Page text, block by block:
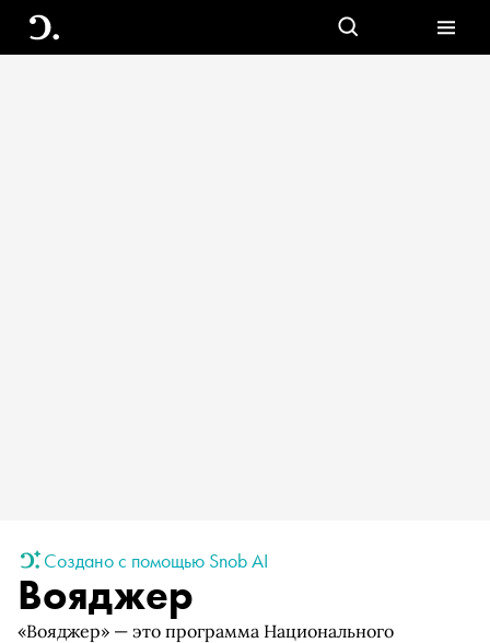
Создано с помощью Snob AI
Вояджер
«Вояджер» — это программа Национального